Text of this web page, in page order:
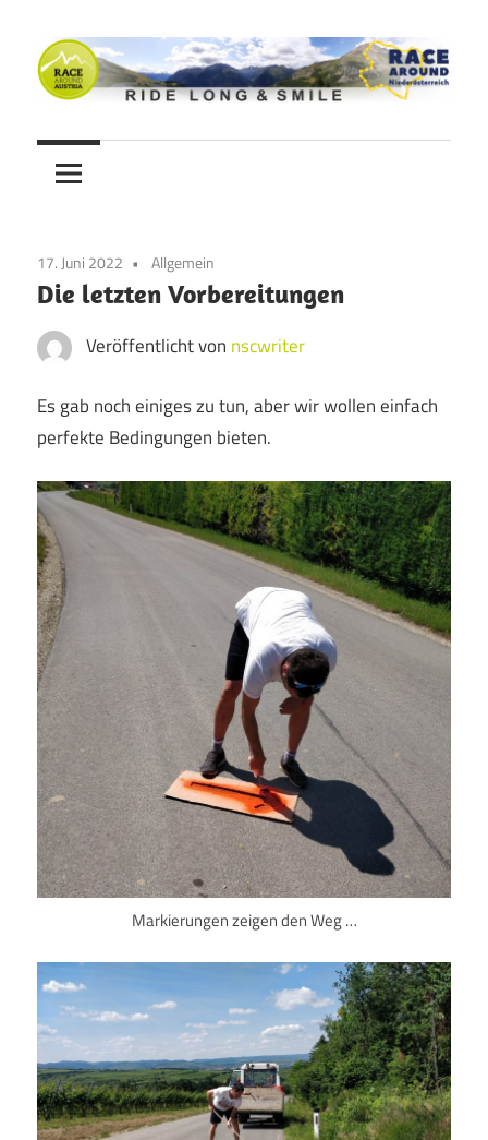
Inhalt
springen
Never
Stop
Cycling
Blog
long
17. Juni 2022 Allgemein
Die letzten Vorbereitungen
Veröffentlicht von nscwriter
Es gab noch einiges zu tun, aber wir wollen einfach
perfekte Bedingungen bieten.
Markierungen zeigen den Weg …